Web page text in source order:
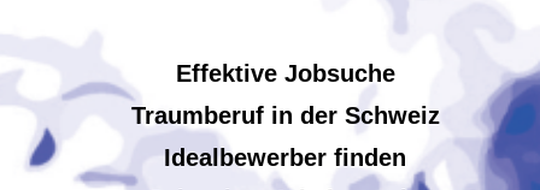
Effektive Jobsuche
Traumberuf in der Schweiz
Idealbewerber finden